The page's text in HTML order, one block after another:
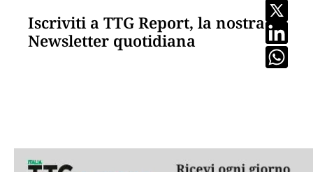
Iscriviti a TTG Report, la nostra
Newsletter quotidiana